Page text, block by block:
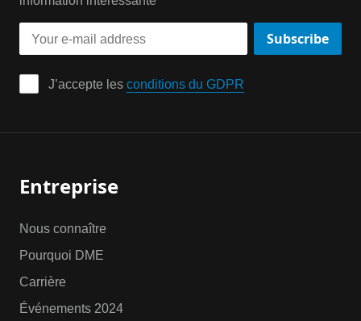
Subscribe
J’accepte les conditions du GDPR
Entreprise
Nous connaître
Pourquoi DME
Carrière
Événements 2024